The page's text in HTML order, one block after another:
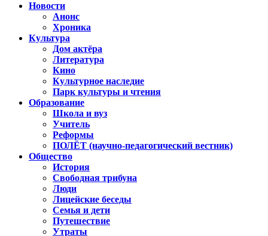
Новости
Анонс
Хроника
Культура
Дом актёра
Литература
Кино
Культурное наследие
Парк культуры и чтения
Образование
Школа и вуз
Учитель
Реформы
ПОЛЁТ (научно-педагогический вестник)
Общество
История
Свободная трибуна
Люди
Лицейские беседы
Семья и дети
Путешествие
Утраты